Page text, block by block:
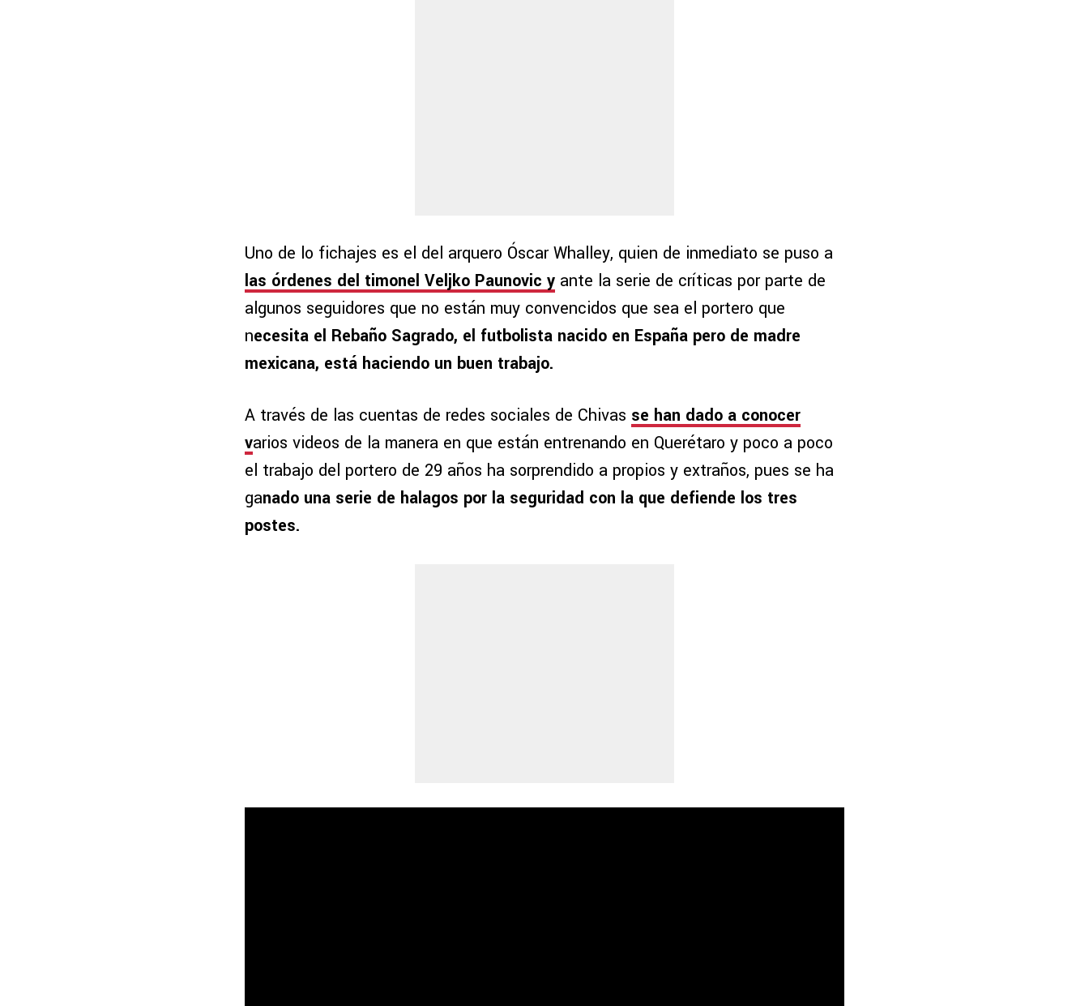
Uno de lo fichajes es el del arquero Óscar Whalley, quien de inmediato se puso a
las órdenes del timonel Veljko Paunovic y ante la serie de críticas por parte de
algunos seguidores que no están muy convencidos que sea el portero que
necesita el Rebaño Sagrado, el futbolista nacido en España pero de madre
mexicana, está haciendo un buen trabajo.
A través de las cuentas de redes sociales de Chivas se han dado a conocer
varios videos de la manera en que están entrenando en Querétaro y poco a poco
el trabajo del portero de 29 años ha sorprendido a propios y extraños, pues se ha
ganado una serie de halagos por la seguridad con la que defiende los tres
postes.